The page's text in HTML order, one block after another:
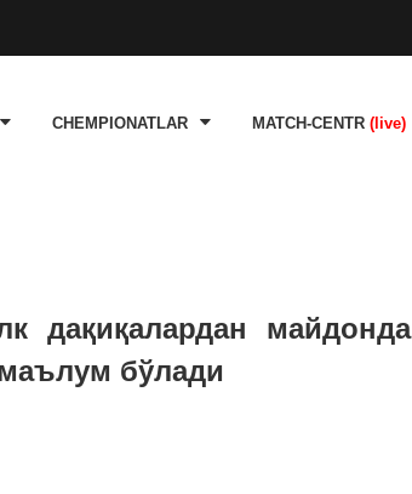
CHEMPIONATLAR MATCH-CENTR (live)
дақиқалардан майдонда
бўлади